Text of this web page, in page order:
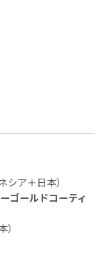
ア＋日本）
ゴールドコーティ
）